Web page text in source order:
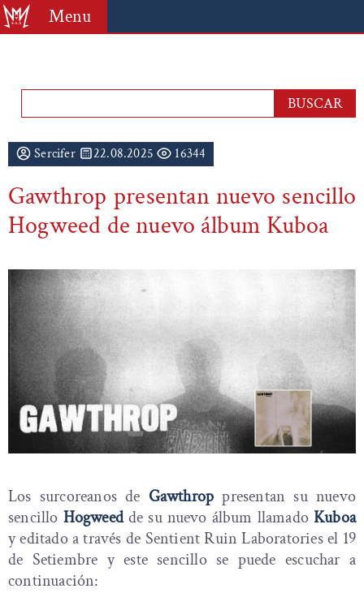
Menu
Sercifer 22.08.2025 16344
Gawthrop presentan nuevo sencillo
Hogweed de nuevo álbum Kuboa
Los surcoreanos de Gawthrop presentan su nuevo
sencillo Hogweedde su nuevo álbum llamado Kuboa
y editado a través de Sentient Ruin Laboratories el 19
de Setiembre y este sencillo se puede escuchar a
continuación: